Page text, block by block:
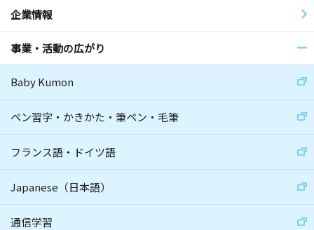
企業情報
事業・活動の広がり
Baby Kumon
ペン習字・かきかた・筆ペン・毛筆
フランス語・ドイツ語
Japanese（日本語）
通信学習